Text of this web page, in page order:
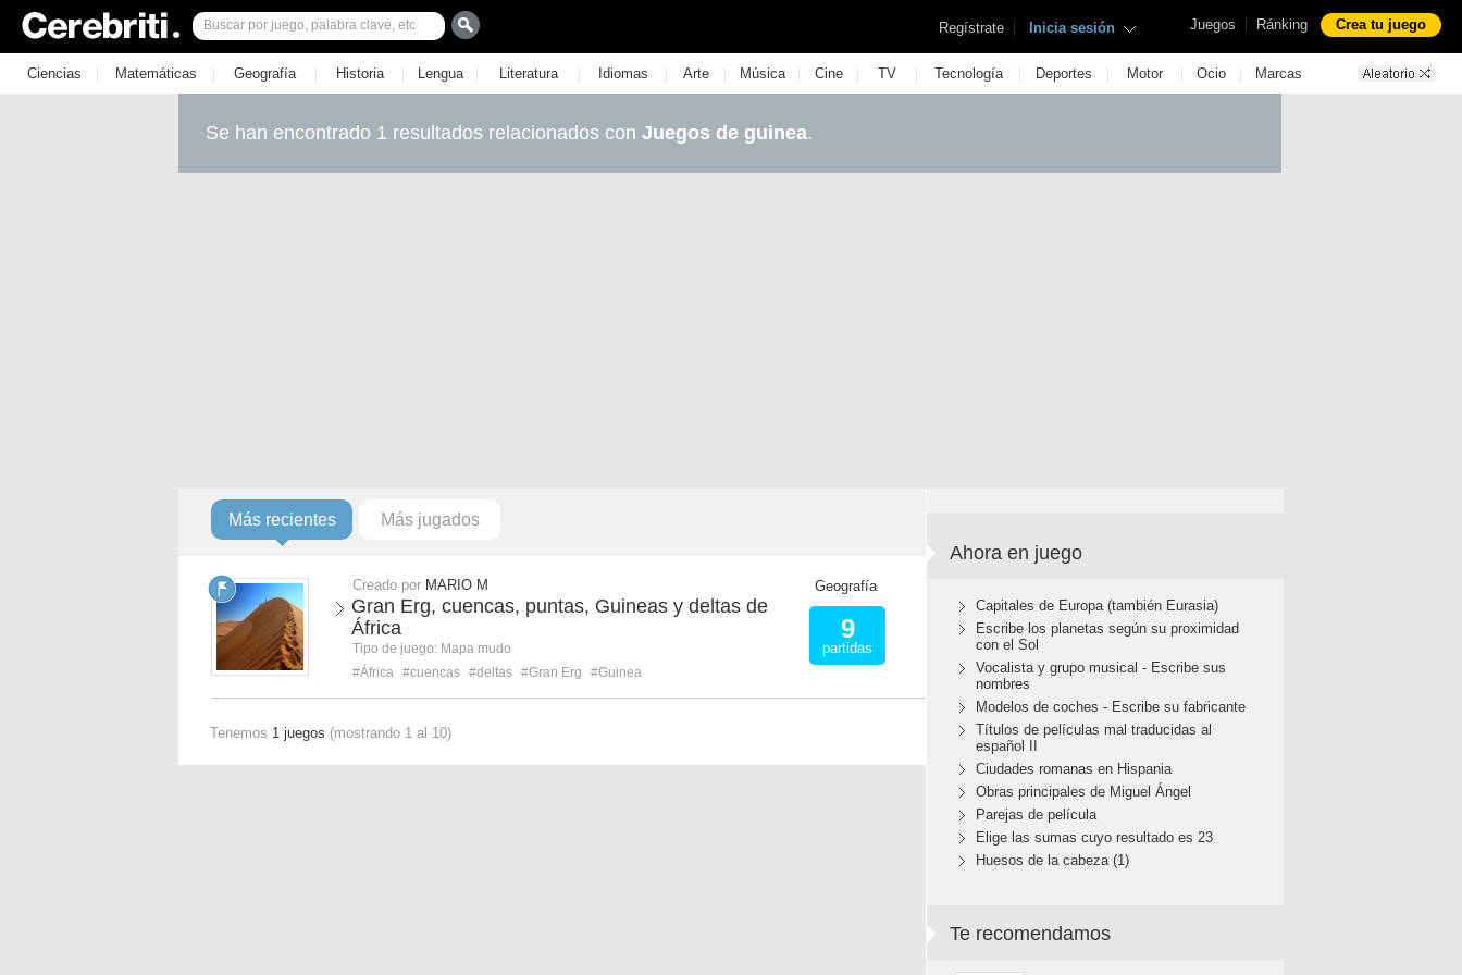
Juegos | Ránking Crea tu juego
Regístrate | Inicia sesión
Ciencias | Matemáticas | Geografía | Historia | Lengua | Literatura | Idiomas | Arte | Música | Cine | TV | Tecnología | Deportes | Motor | Ocio | Marcas
Se han encontrado 1 resultados relacionados con Juegos de guinea.
Más recientes Más jugados
Creado por MARIO M
Gran Erg, cuencas, puntas, Guineas y deltas de
África
Tipo de juego: Mapa mudo
#África #cuencas #deltas #Gran Erg #Guinea
Geografía
9
partidas
Tenemos 1 juegos (mostrando 1 al 10)
Ahora en juego
Capitales de Europa (también Eurasia)
Escribe los planetas según su proximidad
con el Sol
Vocalista y grupo musical - Escribe sus
nombres
Modelos de coches - Escribe su fabricante
Títulos de películas mal traducidas al
español II
Ciudades romanas en Hispania
Obras principales de Miguel Ángel
Parejas de película
Elige las sumas cuyo resultado es 23
Huesos de la cabeza (1)
Te recomendamos